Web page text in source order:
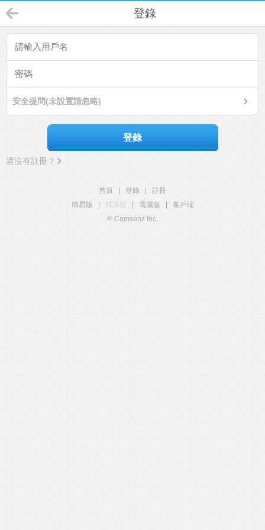
登錄
安全提問(未設置請忽略)
登錄
還沒有註冊？
首頁 登錄
註冊
簡易版
觸屏版 電腦版
客戶端
© Comsenz Inc.